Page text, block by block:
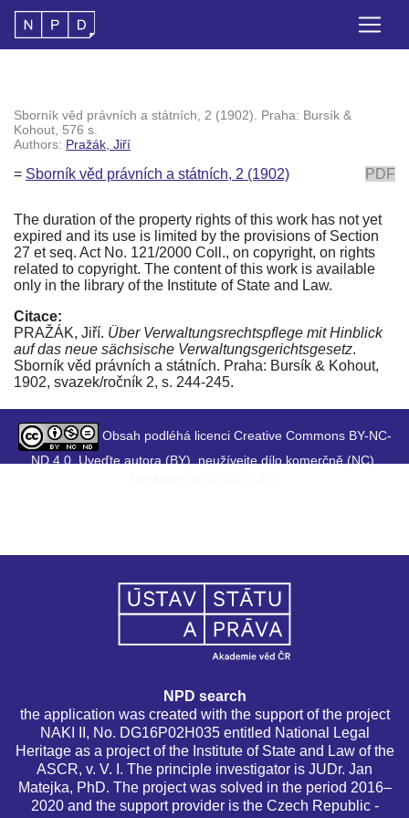
Sborník věd právních a státních, 2 (1902). Praha: Bursík &
Kohout, 576 s.
Authors: Pražák, Jiří
= Sborník věd právních a státních, 2 (1902) PDF
The duration of the property rights of this work has not yet
expired and its use is limited by the provisions of Section
27 et seq. Act No. 121/2000 Coll., on copyright, on rights
related to copyright. The content of this work is available
only in the library of the Institute of State and Law.
Citace:
PRAŽÁK, Jiří. Über Verwaltungsrechtspflege mit Hinblick
auf das neue sächsische Verwaltungsgerichtsgesetz.
Sborník věd právních a státních. Praha: Bursík & Kohout,
1902, svazek/ročník 2, s. 244-245.
Obsah podléhá licenci Creative Commons BY-NC-
ND 4.0. Uveďte autora (BY), neužívejte dílo komerčně (NC),
NPD search
the application was created with the support of the project
NAKI II, No. DG16P02H035 entitled National Legal
Heritage as a project of the Institute of State and Law of the
ASCR, v. V. I. The principle investigator is JUDr. Jan
Matejka, PhD. The project was solved in the period 2016–
2020 and the support provider is the Czech Republic -